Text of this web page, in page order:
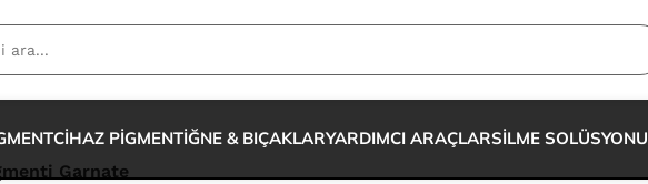
CİHAZ PİGMENTİĞNE & BIÇAKLARYARDIMCI ARAÇLARSİLME SOLÜSYONU
Garnate